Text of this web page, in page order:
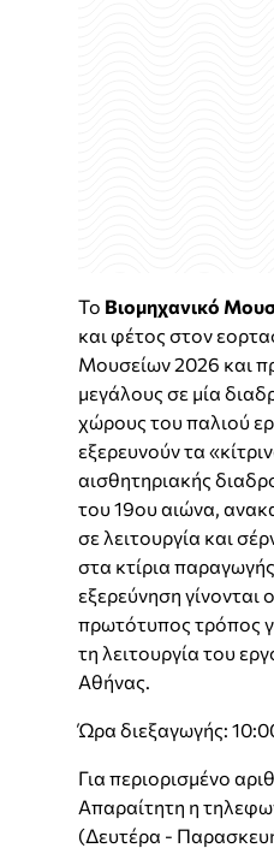
Το Βιομηχανικό
και φέτος στον
Μουσείων 2026 και
μεγάλους σε μία
χώρους του παλιού
εξερευνούν τα
αισθητηριακής
του 19ου αιώνα,
σε λειτουργία και
στα κτίρια
εξερεύνηση γίνονται
πρωτότυπος τρόπος
τη λειτουργία του
Αθήνας.
Ώρα διεξαγωγής:
Για περιορισμένο
Απαραίτητη η
(Δευτέρα -